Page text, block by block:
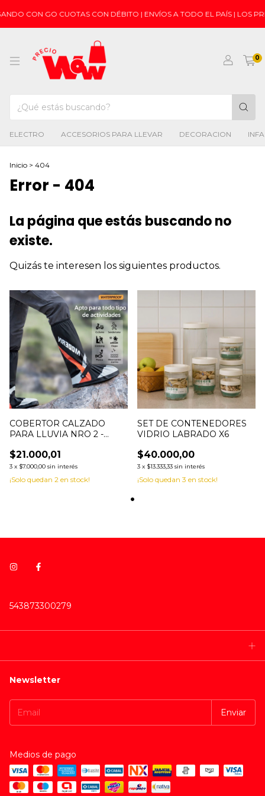
CON GO CUOTAS CON DÉBITO | ENVÍOS A TODO EL PAÍS | LOS
0
ELECTRO ACCESORIOS PARA LLEVAR DECORACION
Inicio > 404
Error - 404
La página que estás buscando no
existe.
Quizás te interesen los siguientes productos.
COBERTOR CALZADO
PARA LLUVIA NRO 2 -
$21.000,01
3 x $7.000,00 sin interés
¡Solo quedan 2 en stock!
SET DE CONTENEDORES
VIDRIO LABRADO X6
$40.000,00
3 x $13.333,33 sin interés
¡Solo quedan 3 en stock!
543873300279
Newsletter
Medios de pago